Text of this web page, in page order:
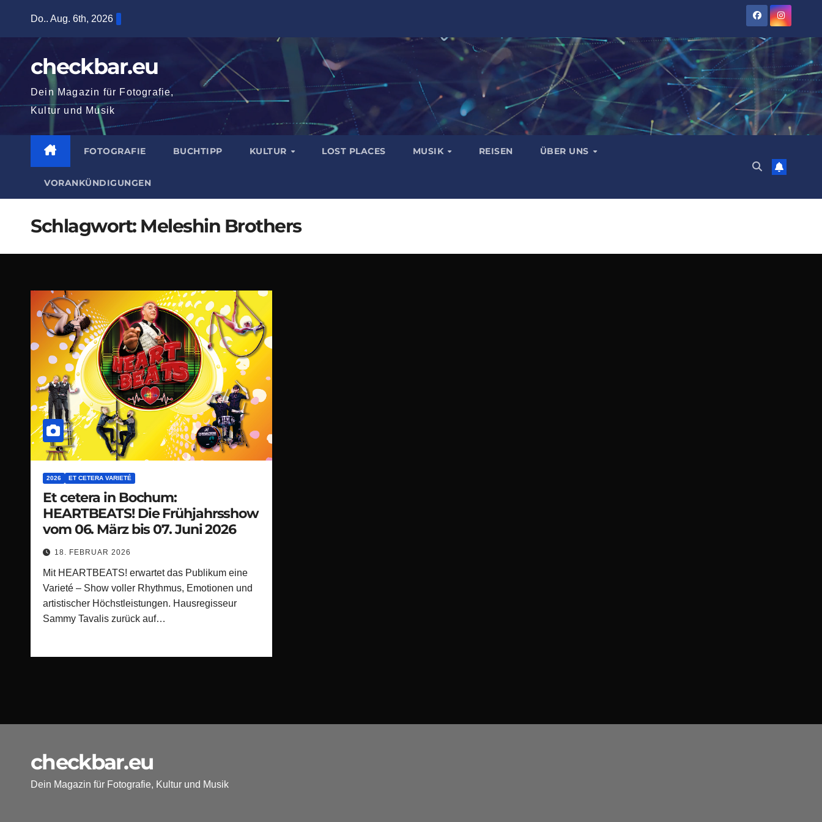
springen
Do.. Aug. 6th, 2026
checkbar.eu
Dein Magazin für Fotografie,
Kultur und Musik
FOTOGRAFIE BUCHTIPP KULTUR LOST PLACES MUSIK REISEN ÜBER UNS
VORANKÜNDIGUNGEN
Schlagwort: Meleshin Brothers
2026 ET CETERA VARIETÉ
Et cetera in Bochum:
HEARTBEATS! Die Frühjahrsshow
vom 06. März bis 07. Juni 2026
18. FEBRUAR 2026
Mit HEARTBEATS! erwartet das Publikum eine
Varieté – Show voller Rhythmus, Emotionen und
artistischer Höchstleistungen. Hausregisseur
Sammy Tavalis zurück auf…
checkbar.eu
Dein Magazin für Fotografie, Kultur und Musik